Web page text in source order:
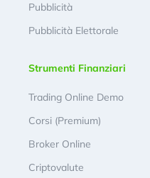
Pubblicità
Pubblicità Elettorale
Strumenti Finanziari
Trading Online Demo
Corsi (Premium)
Broker Online
Criptovalute